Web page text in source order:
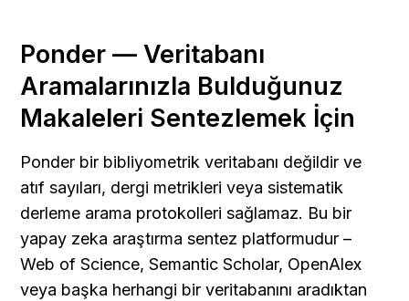
Ponder — Veritabanı
Aramalarınızla Bulduğunuz
Makaleleri Sentezlemek İçin
Ponder bir bibliyometrik veritabanı değildir ve
atıf sayıları, dergi metrikleri veya sistematik
derleme arama protokolleri sağlamaz. Bu bir
yapay zeka araştırma sentez platformudur –
Web of Science, Semantic Scholar, OpenAlex
veya başka herhangi bir veritabanını aradıktan